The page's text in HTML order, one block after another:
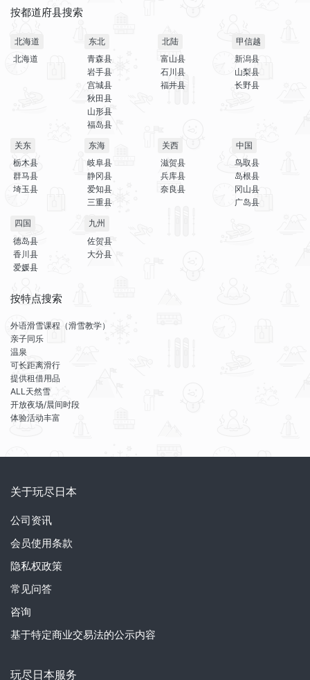
按都道府县搜索
北海道
北海道
东北
青森县
岩手县
宫城县
秋田县
山形县
福岛县
北陆
富山县
石川县
福井县
甲信越
新潟县
山梨县
长野县
关东
栃木县
群马县
埼玉县
东海
岐阜县
静冈县
爱知县
三重县
关西
滋贺县
兵库县
奈良县
中国
鸟取县
岛根县
冈山县
广岛县
四国
德岛县
香川县
爱媛县
九州
佐贺县
大分县
按特点搜索
外语滑雪课程（滑雪教学）
亲子同乐
温泉
可长距离滑行
提供租借用品
ALL天然雪
开放夜场/晨间时段
体验活动丰富
关于玩尽日本
公司资讯
会员使用条款
隐私权政策
常见问答
咨询
基于特定商业交易法的公示内容
玩尽日本服务